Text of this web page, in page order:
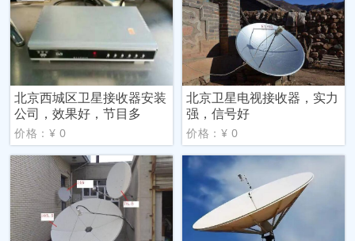
北京西城区卫星接收器安装
公司，效果好，节目多
价格：¥ 0
北京卫星电视接收器，实力
强，信号好
价格：¥ 0